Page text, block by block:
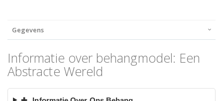
Gegevens
Informatie over behangmodel: Een
Abstracte Wereld